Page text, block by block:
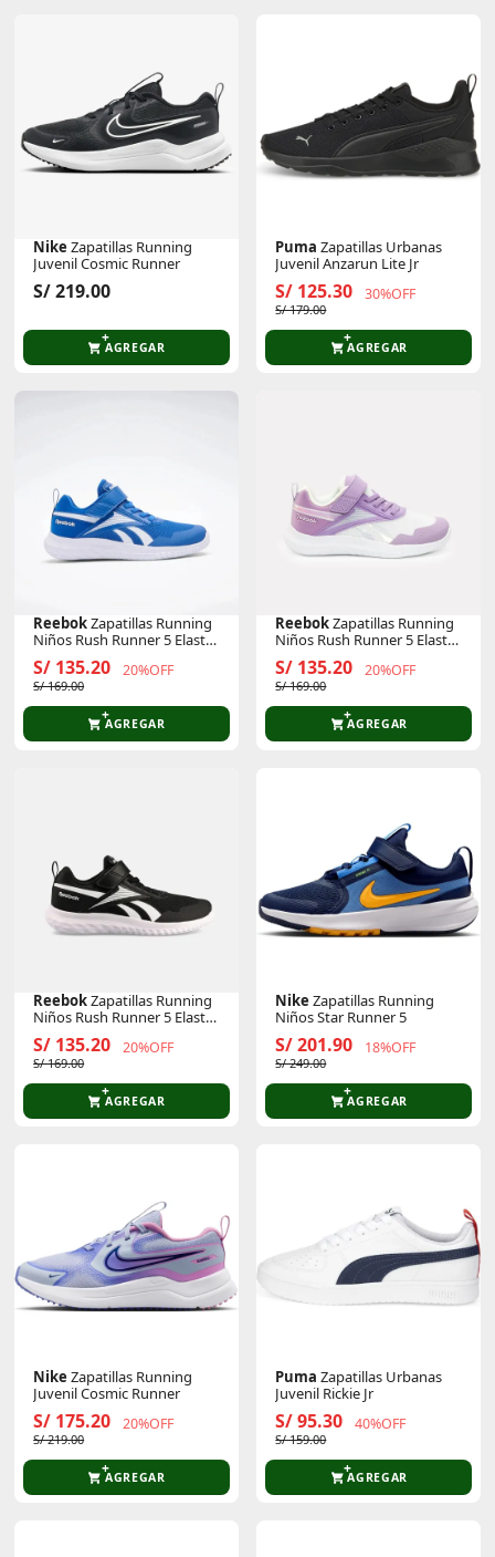
Nike Zapatillas Running
Juvenil Cosmic Runner
S/ 219.00
AGREGAR
Puma Zapatillas Urbanas
Juvenil Anzarun Lite Jr
S/ 125.30 30%OFF
S/ 179.00
AGREGAR
ReebokZapatillas Running
Niños Rush Runner 5 Elastic
Lace & Top Strap
S/ 135.20 20%OFF
S/ 169.00
AGREGAR
ReebokZapatillas Running
Niños Rush Runner 5 Elastic
Lace & Top Strap
S/ 135.20 20%OFF
S/ 169.00
AGREGAR
ReebokZapatillas Running
Niños Rush Runner 5 Elastic
Lace & Top Strap
S/ 135.20 20%OFF
S/ 169.00
AGREGAR
Nike Zapatillas Running
Niños Star Runner 5
S/ 201.90 18%OFF
S/ 249.00
AGREGAR
Nike Zapatillas Running
Juvenil Cosmic Runner
S/ 175.20 20%OFF
S/ 219.00
AGREGAR
Puma Zapatillas Urbanas
Juvenil Rickie Jr
S/ 95.30 40%OFF
S/ 159.00
AGREGAR